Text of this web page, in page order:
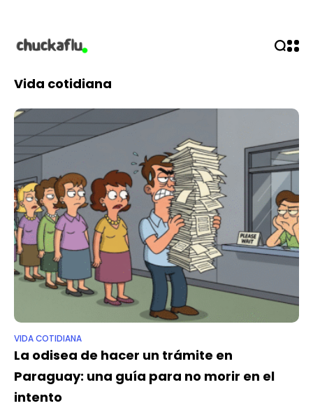
Vida cotidiana
VIDA COTIDIANA
La odisea de hacer un trámite en
Paraguay: una guía para no morir en el
intento